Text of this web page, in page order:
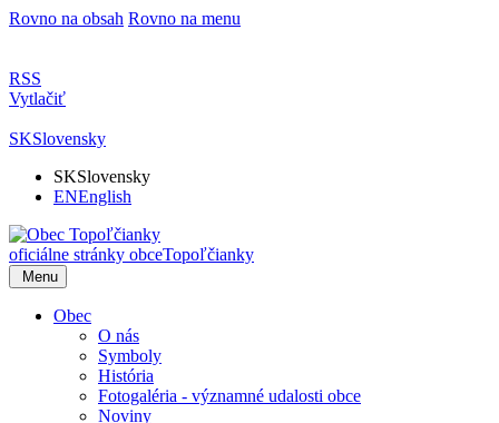
Rovno na obsah Rovno na menu
RSS
Vytlačiť
SKSlovensky
SKSlovensky
ENEnglish
oficiálne stránky obceTopoľčianky
Menu
Obec
O nás
Symboly
História
Fotogaléria - významné udalosti obce
Noviny